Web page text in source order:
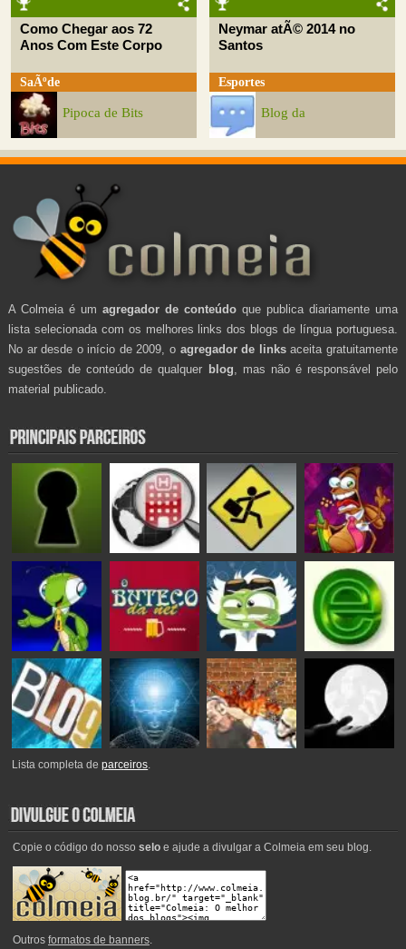
Como Chegar aos 72
Anos Com Este Corpo
SaÃºde
Pipoca de Bits
Neymar atÃ© 2014 no
Santos
Esportes
Blog da
A Colmeia é um agregador de conteúdo que publica diariamente uma
lista selecionada com os melhores links dos blogs de língua portuguesa.
No ar desde o início de 2009, o agregador de linksaceita gratuitamente
sugestões de conteúdo de qualquer blog , mas não é responsável pelo
material publicado.
Lista completa deparceiros.
Copie o código do nosso seloe ajude a divulgar a Colmeia em seu blog.
Outros formatos de banners.